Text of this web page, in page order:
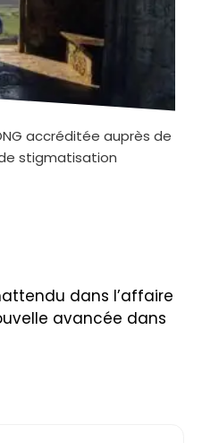
accréditée auprès de
de stigmatisation
dans l’affaire
avancée dans